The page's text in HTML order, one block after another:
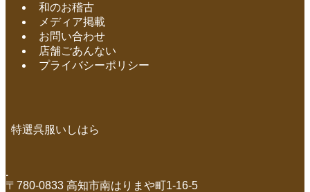
和のお稽古
メディア掲載
お問い合わせ
店舗ごあんない
プライバシーポリシー
特選呉服いしはら
.
〒780-0833 高知市南はりまや町1-16-5